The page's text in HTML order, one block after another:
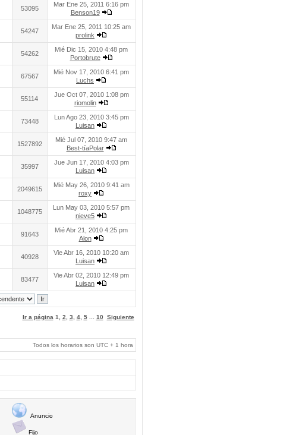
53095
Mar Ene 25, 2011 6:16 pm
Benson19
54247
Mar Ene 25, 2011 10:25 am
prolink
54262
Mié Dic 15, 2010 4:48 pm
Portobrute
67567
Mié Nov 17, 2010 6:41 pm
Luchs
55114
Jue Oct 07, 2010 1:08 pm
riomolin
73448
Lun Ago 23, 2010 3:45 pm
Luisan
1527892
Mié Jul 07, 2010 9:47 am
Best-tíaPolar
35997
Jue Jun 17, 2010 4:03 pm
Luisan
2049615
Mié May 26, 2010 9:41 am
roxy
1048775
Lun May 03, 2010 5:57 pm
nieve5
91643
Mié Abr 21, 2010 4:25 pm
Alon
40928
Vie Abr 16, 2010 10:20 am
Luisan
83477
Vie Abr 02, 2010 12:49 pm
Luisan
Ir a página 1 2 3 4, 5... 10 Siguiente
Todos los horarios son UTC + 1 hora
Anuncio
Fijo